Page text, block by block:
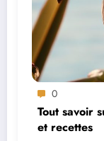
0
Tout savoir
et recettes